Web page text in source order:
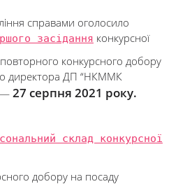
справами оголосило
засідання конкурсної
повторного конкурсного добору
директора ДП “НКММК
— 27 серпня 2021 року.
склад конкурсної
добору на посаду